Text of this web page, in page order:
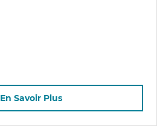
En Savoir Plus